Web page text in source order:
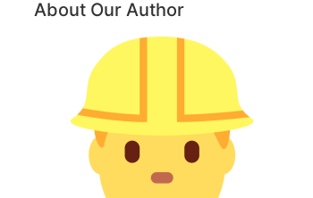
About Our Author